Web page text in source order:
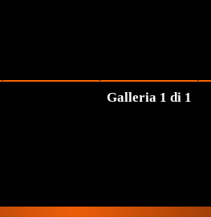
Galleria 1 di 1